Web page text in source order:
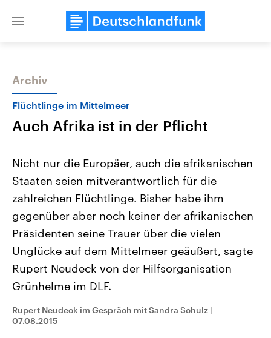
Close
Themen
Landtagswahl Sachsen-Anhalt
2026
Alle Informationen
Sachsen-Anhalt wählt am 6.
September 2026 einen neuen
Landtag. Seit 2021 wird das
Bundesland von einer Koalition aus
Umfragen, Prognosen,
und Hintergründe zu den Parteien
und Kandidaten der anstehenden
Wahl.
USA
Aktuelle Beiträge,
Hintergründe
Wirtschaftlich und
gehören die Vereinigten
den mächtigsten Ländern
mit großem Einfluss auf
Sendungen Programm Podcasts
Archiv
Flüchtlinge im Mittelmeer
Auch Afrika ist in der Pflicht
Nicht nur die Europäer, auch die afrikanischen
Staaten seien mitverantwortlich für die
zahlreichen Flüchtlinge. Bisher habe ihm
gegenüber aber noch keiner der afrikanischen
Präsidenten seine Trauer über die vielen
Unglücke auf dem Mittelmeer geäußert, sagte
Rupert Neudeck von der Hilfsorganisation
Grünhelme im DLF.
Rupert Neudeck im Gespräch mit Sandra Schulz |
07.08.2015